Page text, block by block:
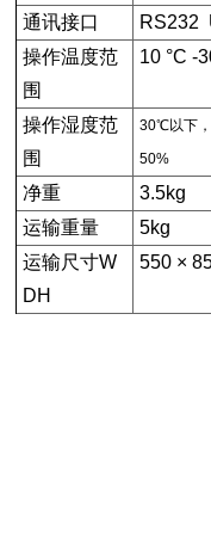
通讯接口
RS232
操作温度范
围
10 °C -
操作湿度范
围
30℃以下
50%
净重
3.5kg
运输重量
5kg
运输尺寸W
DH
550 ×